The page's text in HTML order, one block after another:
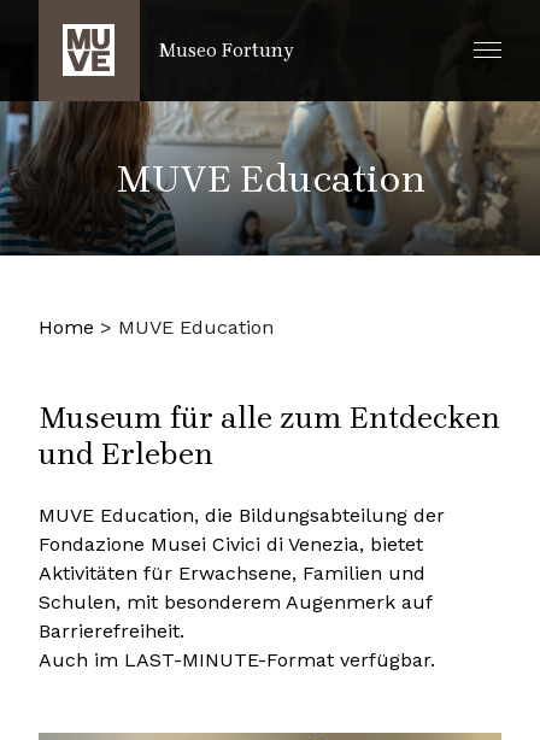
ZUM HAUPTINHALT SPRINGEN
Museo Fortuny
MUVE Education
Home > MUVE Education
Museum für alle zum Entdecken
und Erleben
MUVE Education, die Bildungsabteilung der
Fondazione Musei Civici di Venezia, bietet
Aktivitäten für Erwachsene, Familien und
Schulen, mit besonderem Augenmerk auf
Barrierefreiheit.
Auch im LAST-MINUTE-Format verfügbar.